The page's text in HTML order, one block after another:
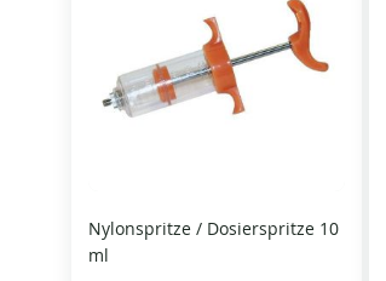
Nylonspritze / Dosierspritze 10
ml